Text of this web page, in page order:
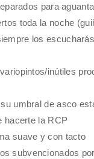
para
toda la noche
los
inútiles
umbral de asco
hacerte la RCP
suave y con tacto
subvencionados